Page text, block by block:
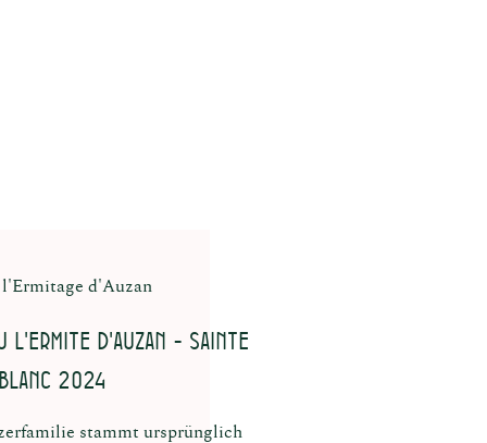
l'Ermitage d'Auzan
L'Ermite d'Auzan - Sainte
2024
stammt ursprünglich